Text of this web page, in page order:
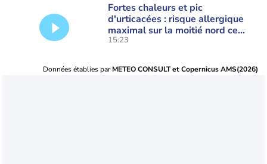
Fortes chaleurs et pic
d'urticacées : risque allergique
maximal sur la moitié nord ce
vendredi
15:23
Données établies parMETEO CONSULT et Copernicus AMS(2026)